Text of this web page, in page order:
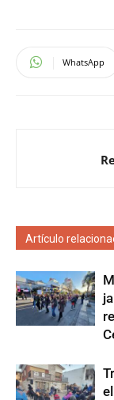
WhatsApp
Artículo